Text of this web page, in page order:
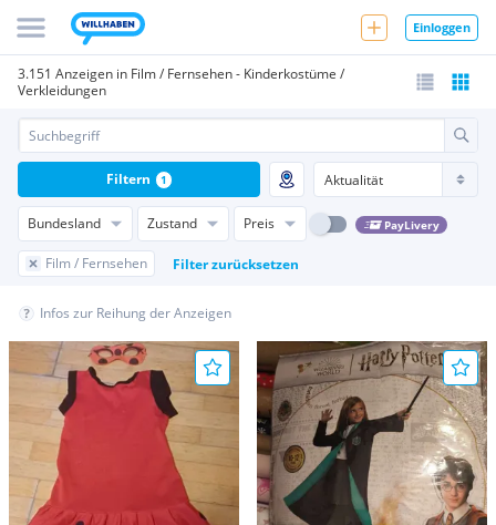
Einloggen
3.151 Anzeigen in Film / Fernsehen - Kinderkostüme /
Verkleidungen
Bundesland Zustand Preis PayLivery
Film / Fernsehen Filter zurücksetzen
Filtern 1
Infos zur Reihung der Anzeigen